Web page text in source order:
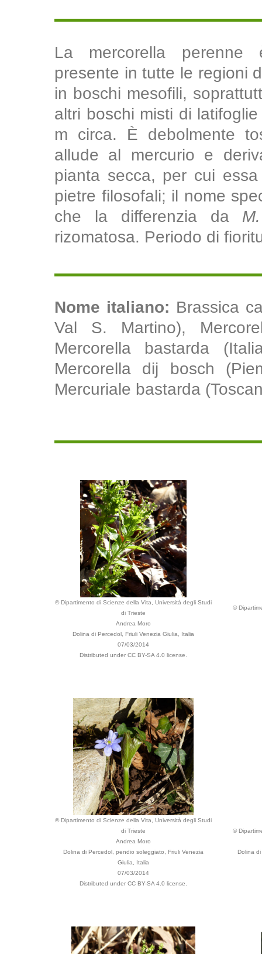
La mercorella perenne
presente in tutte le regioni
in boschi mesofili,
altri boschi misti di
m circa. È debolmente
allude al mercurio e
pianta secca, per cui
pietre filosofali; il nome
che la differenzia da
rizomatosa. Periodo di
Nome italiano: Brassica
Val S. Martino),
Mercorella bastarda
Mercorella dij bosch
Mercuriale bastarda
© Dipartimento di Scienze della Vita, Università degli Studi
di Trieste
Andrea Moro
Dolina di Percedol, Friuli Venezia Giulia, Italia
07/03/2014
Distributed under CC BY-SA 4.0 license.
©
© Dipartimento di Scienze della Vita, Università degli Studi
di Trieste
Andrea Moro
Dolina di Percedol, pendio soleggiato, Friuli Venezia
Giulia, Italia
07/03/2014
Distributed under CC BY-SA 4.0 license.
©
Dolina